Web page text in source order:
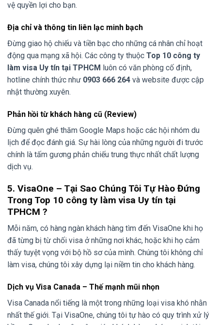
vệ quyền lợi cho bạn.
Địa chỉ và thông tin liên lạc minh bạch
Đừng giao hộ chiếu và tiền bạc cho những cá nhân chỉ hoạt
động qua mạng xã hội. Các công ty thuộc Top 10 công ty
làm visa Uy tín tại TPHCM luôn có văn phòng cố định,
hotline chính thức như 0903 666 264 và website được cập
nhật thường xuyên.
Phản hồi từ khách hàng cũ (Review)
Đừng quên ghé thăm Google Maps hoặc các hội nhóm du
lịch để đọc đánh giá. Sự hài lòng của những người đi trước
chính là tấm gương phản chiếu trung thực nhất chất lượng
dịch vụ.
5. VisaOne – Tại Sao Chúng Tôi Tự Hào Đứng
Trong Top 10 công ty làm visa Uy tín tại
TPHCM ?
Mỗi năm, có hàng ngàn khách hàng tìm đến VisaOne khi họ
đã từng bị từ chối visa ở những nơi khác, hoặc khi họ cảm
thấy tuyệt vọng với bộ hồ sơ của mình. Chúng tôi không chỉ
làm visa, chúng tôi xây dựng lại niềm tin cho khách hàng.
Dịch vụ Visa Canada – Thế mạnh mũi nhọn
Visa Canada nổi tiếng là một trong những loại visa khó nhằn
nhất thế giới. Tại VisaOne, chúng tôi tự hào có quy trình xử lý